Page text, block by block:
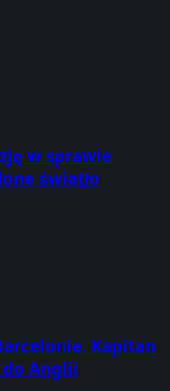
w sprawie
światło
Kapitan
do Anglii